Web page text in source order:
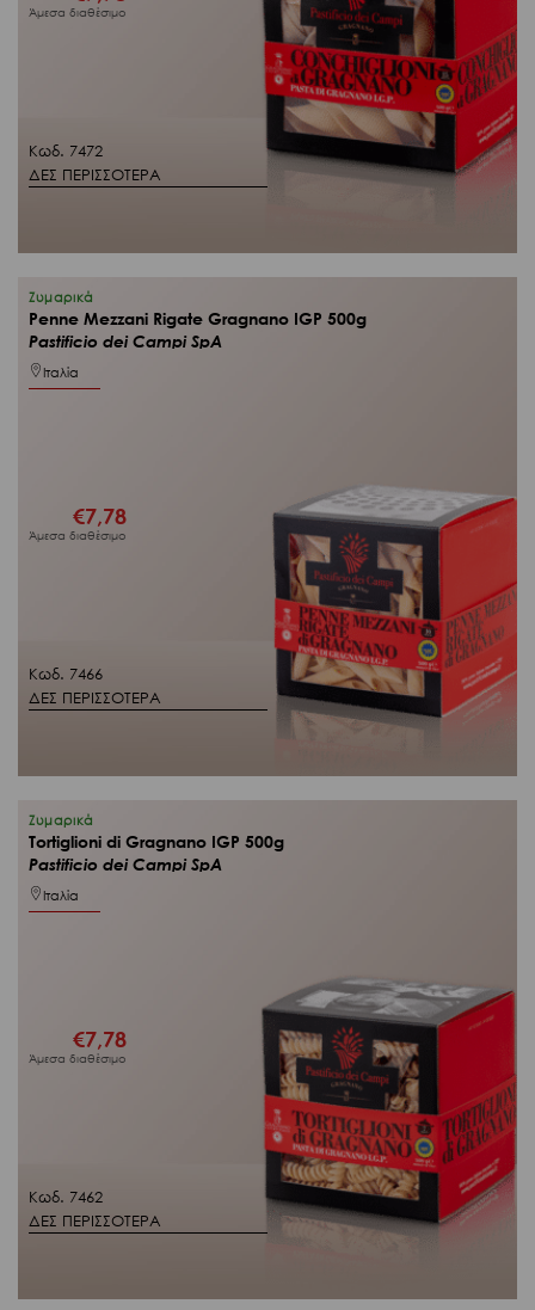
Κωδ. 7472
ΔΕΣ ΠΕΡΙΣΣΟΤΕΡΑ
Άμεσα διαθέσιμο
Κωδ. 7466
ΔΕΣ ΠΕΡΙΣΣΟΤΕΡΑ
Ζυμαρικά
Penne Mezzani Rigate Gragnano IGP 500g
Pastificio dei Campi SpA
Ιταλία
€7,78
Άμεσα διαθέσιμο
Κωδ. 7462
ΔΕΣ ΠΕΡΙΣΣΟΤΕΡΑ
Ζυμαρικά
Tortiglioni di Gragnano IGP 500g
Pastificio dei Campi SpA
Ιταλία
€7,78
Άμεσα διαθέσιμο